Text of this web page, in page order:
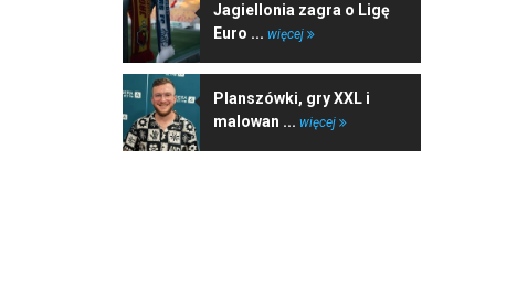
Jagiellonia zagra o Ligę
Euro ... więcej
Planszówki, gry XXL i
malowan ... więcej